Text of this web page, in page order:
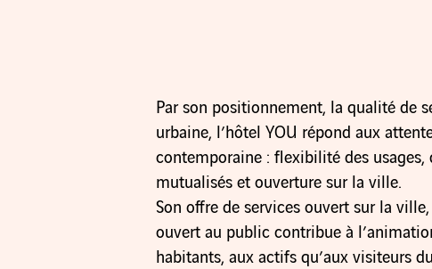
Par son positionnement, la qualité de
urbaine, l’hôtel YOU répond aux
contemporaine : flexibilité des
mutualisés et ouverture sur la ville.
Son offre de services ouvert sur la
ouvert au public contribue à
habitants, aux actifs qu’aux visiteurs